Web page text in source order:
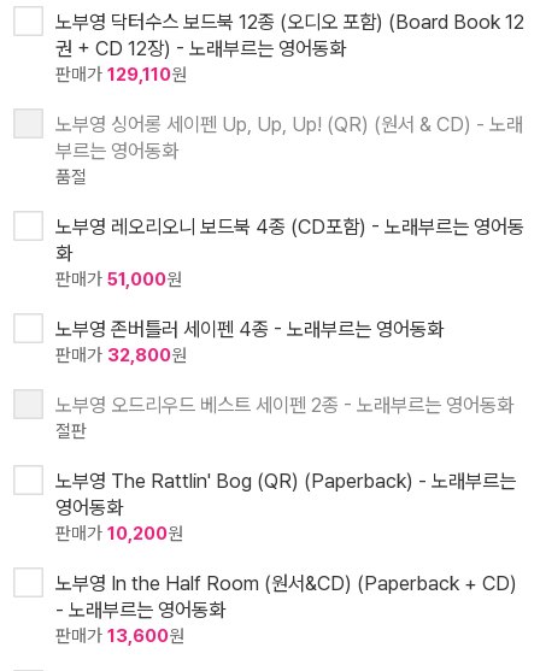
노부영 닥터수스 보드북 12종 (오디오 포함) (Board Book 12
권 + CD 12장) - 노래부르는 영어동화
판매가 129,110원
노부영 싱어롱 세이펜 Up, Up, Up! (QR) (원서 & CD) - 노래
부르는 영어동화
품절
노부영 레오리오니 보드북 4종 (CD포함) - 노래부르는 영어동
화
판매가 51,000원
노부영 존버틀러 세이펜 4종 - 노래부르는 영어동화
판매가 32,800원
노부영 오드리우드 베스트 세이펜 2종 - 노래부르는 영어동화
절판
노부영 The Rattlin' Bog (QR) (Paperback) - 노래부르는
영어동화
판매가 10,200원
노부영 In the Half Room (원서&CD) (Paperback + CD)
- 노래부르는 영어동화
판매가 13,600원